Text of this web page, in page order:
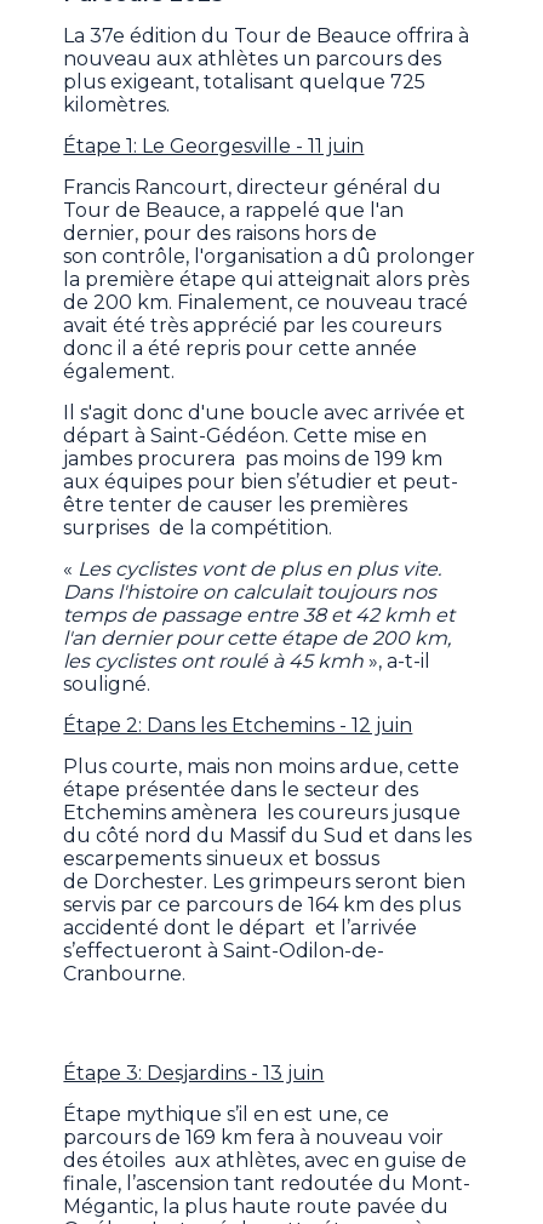
La 37e édition du Tour de Beauce offrira à
nouveau aux athlètes un parcours des
plus exigeant, totalisant quelque 725
kilomètres.
Étape 1: Le Georgesville - 11 juin
Francis Rancourt, directeur général du
Tour de Beauce, a rappelé que l'an
dernier, pour des raisons hors de
son contrôle, l'organisation a dû prolonger
la première étape qui atteignait alors près
de 200 km. Finalement, ce nouveau tracé
avait été très apprécié par les coureurs
donc il a été repris pour cette année
également.
Il s'agit donc d'une boucle avec arrivée et
départ à Saint-Gédéon. Cette mise en
jambes procurera pas moins de 199 km
aux équipes pour bien s’étudier et peut-
être tenter de causer les premières
surprises de la compétition.
« Les cyclistes vont de plus en plus vite.
Dans l'histoire on calculait toujours nos
temps de passage entre 38 et 42 kmh et
l'an dernier pour cette étape de 200 km,
les cyclistes ont roulé à 45 kmh », a-t-il
souligné.
Étape 2: Dans les Etchemins - 12 juin
Plus courte, mais non moins ardue, cette
étape présentée dans le secteur des
Etchemins amènera les coureurs jusque
du côté nord du Massif du Sud et dans les
escarpements sinueux et bossus
de Dorchester. Les grimpeurs seront bien
servis par ce parcours de 164 km des plus
accidenté dont le départ et l’arrivée
s’effectueront à Saint-Odilon-de-
Cranbourne.
Étape 3: Desjardins - 13 juin
Étape mythique s’il en est une, ce
parcours de 169 km fera à nouveau voir
des étoiles aux athlètes, avec en guise de
finale, l’ascension tant redoutée du Mont-
Mégantic, la plus haute route pavée du